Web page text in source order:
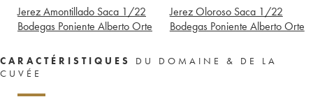
Jerez Amontillado Saca 1/22
Bodegas Poniente Alberto Orte
Jerez Oloroso Saca 1/22
Bodegas Poniente Alberto Orte
CARACTÉRISTIQUES
DU DOMAINE & DE LA
CUVÉE